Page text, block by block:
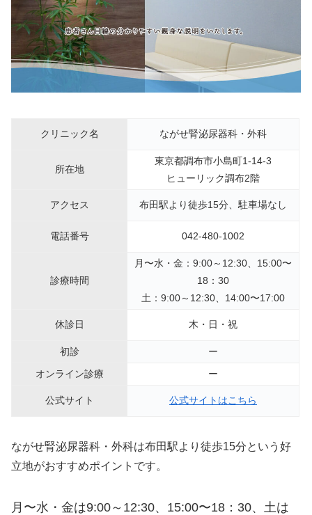
クリニック名 ながせ腎泌尿器科・外科
所在地
東京都調布市小島町1-14-3
ヒューリック調布2階
アクセス 布田駅より徒歩15分、駐車場なし
電話番号 042-480-1002
診療時間
月〜水・金：9:00～12:30、15:00〜
18：30
土：9:00～12:30、14:00〜17:00
休診日 木・日・祝
初診
ー
オンライン診療
ー
公式サイト 公式サイトはこちら
ながせ腎泌尿器科・外科は布田駅より徒歩15分という好
立地がおすすめポイントです。
月〜水・金は9:00～12:30、15:00〜18：30、 土は